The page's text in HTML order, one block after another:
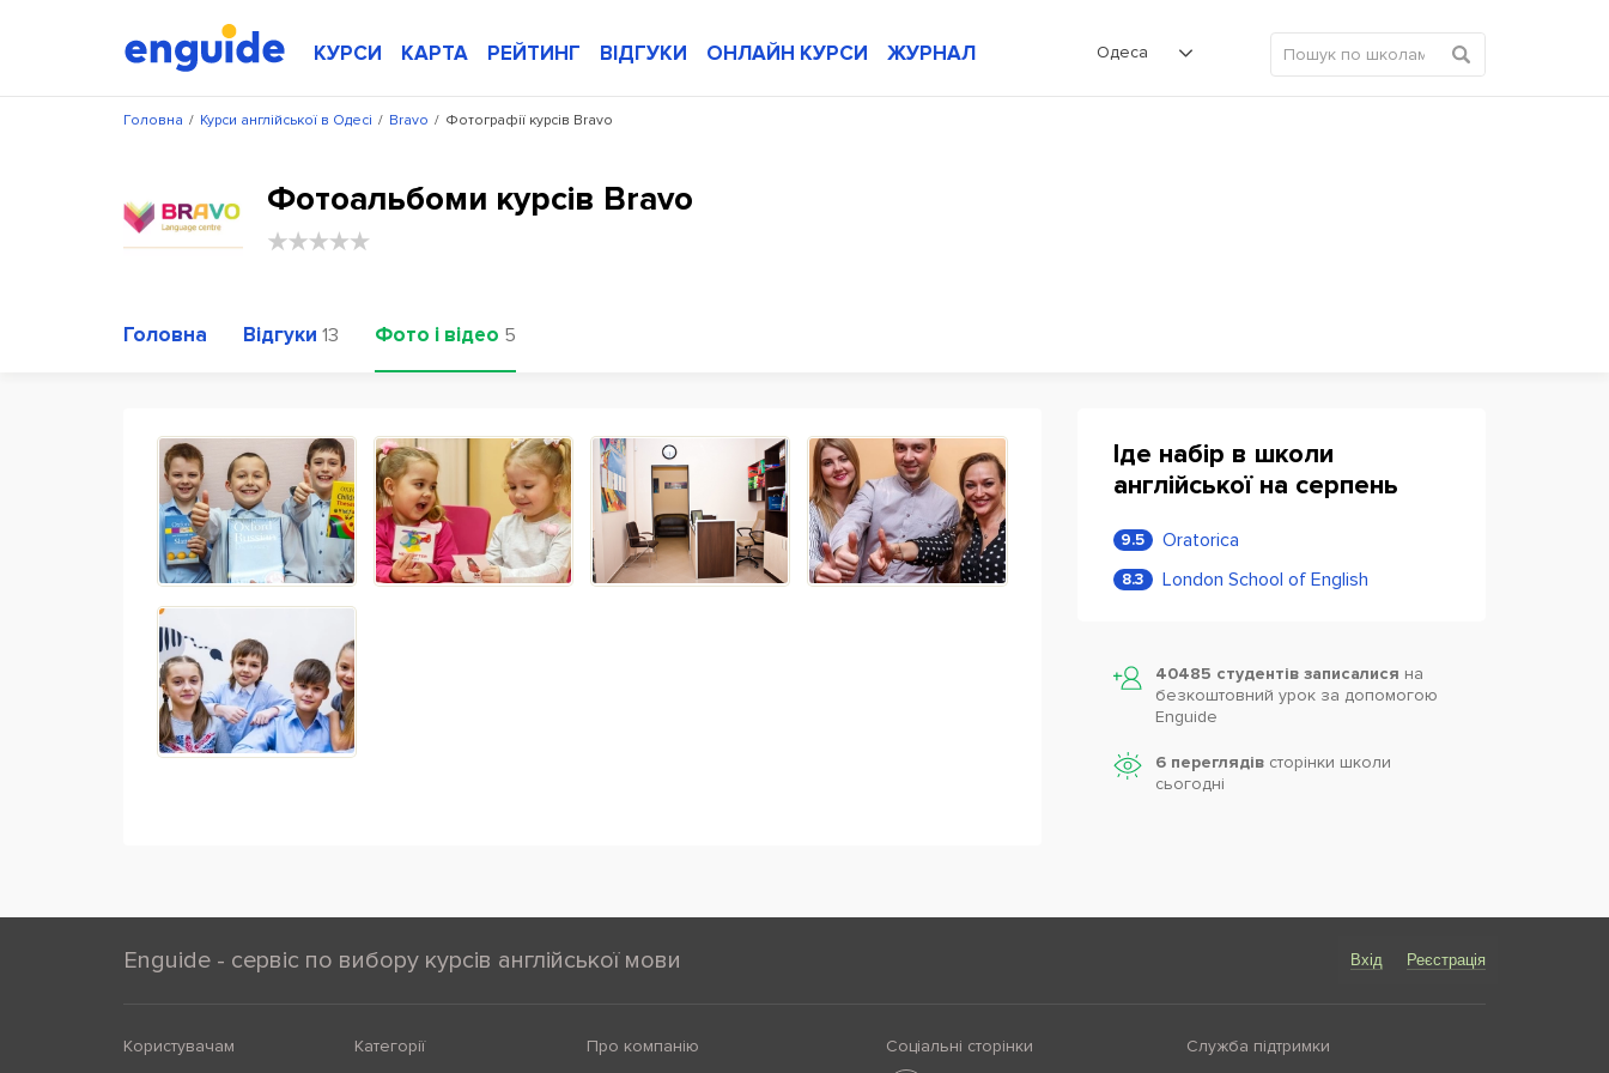
КУРСИ КАРТА РЕЙТИНГ ВІДГУКИ ОНЛАЙН КУРСИ ЖУРНАЛ Одеса
/
Головна /
Курси англійської в Одесі /
Bravo Фотографії курсів Bravo
Фотоальбоми курсів Bravo
Головна Відгуки 13 Фото і відео 5
Іде набір в школи
англійської на серпень
9.5 Oratorica
8.3 London School of English
40485 студентів записалися на
безкоштовний урок за допомогою
Enguide
6 переглядівсторінки школи
cьогодні
Enguide - сервіс по вибору курсів англійської мови Вхід Реєстрація
Користувачам Категорії Про компанію Соціальні сторінки Служба підтримки